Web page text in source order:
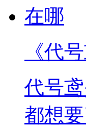
《代
代号
都想